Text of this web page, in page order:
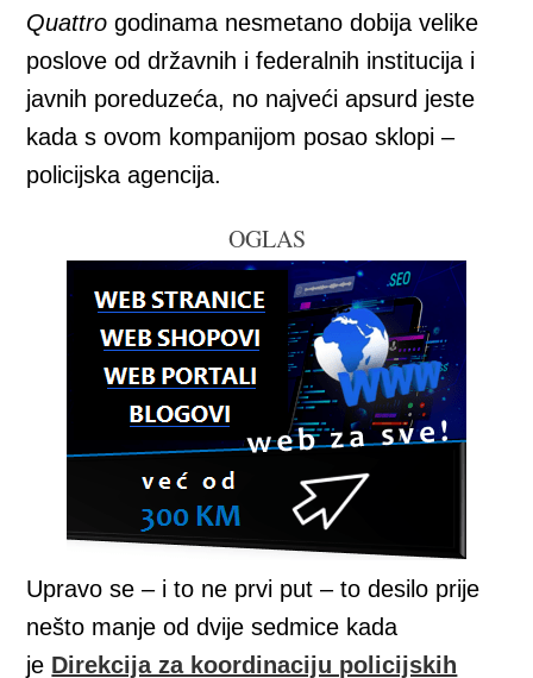
Quattro godinama nesmetano dobija velike
poslove od državnih i federalnih institucija i
javnih poreduzeća, no najveći apsurd jeste
kada s ovom kompanijom posao sklopi –
policijska agencija.
OGLAS
Upravo se – i to ne prvi put – to desilo prije
nešto manje od dvije sedmice kada
je Direkcija za koordinaciju policijskih